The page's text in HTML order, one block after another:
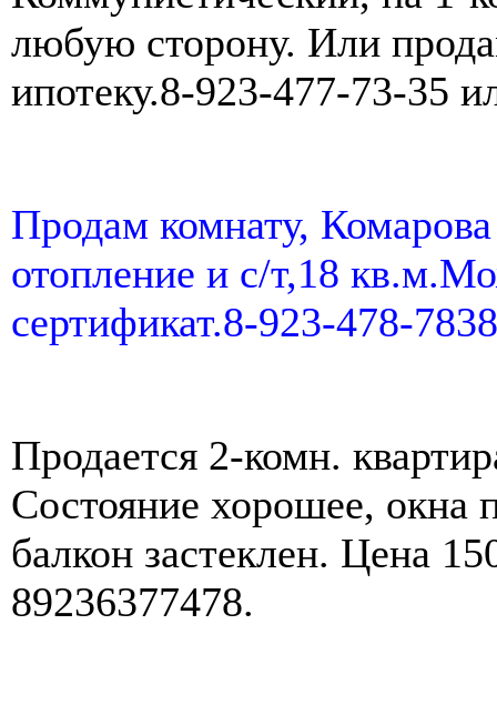
любую сторону. Или
ипотеку.8-923-477-73-35
Продам комнату,
отопление и с/т,18
сертификат.8-923-478-
Продается 2-комн.
Состояние хорошее, окна
балкон застеклен. Цена
89236377478.